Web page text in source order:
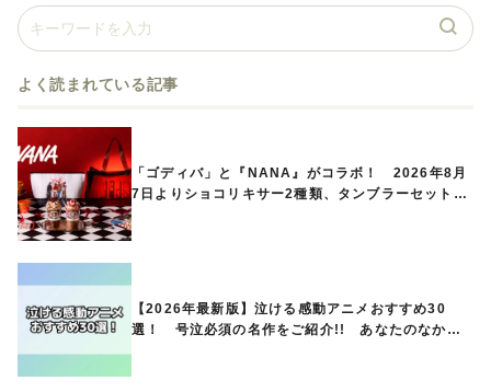
よく読まれている記事
「ゴディバ」と『NANA』がコラボ！ 2026年8月
7日よりショコリキサー2種類、タンブラーセットな
【2026年最新版】泣ける感動アニメおすすめ30
選！ 号泣必須の名作をご紹介!! あなたのなかの